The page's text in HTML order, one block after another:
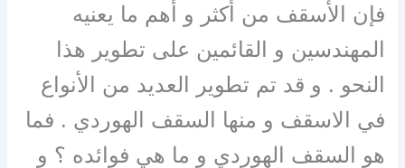
فإن الأسقف من أكثر و أهم ما يعنيه
المهندسين و القائمين على تطوير هذا
النحو . و قد تم تطوير العديد من الأنواع
في الاسقف و منها السقف الهوردي . فما
هو السقف الهوردي و ما هي فوائده ؟ و